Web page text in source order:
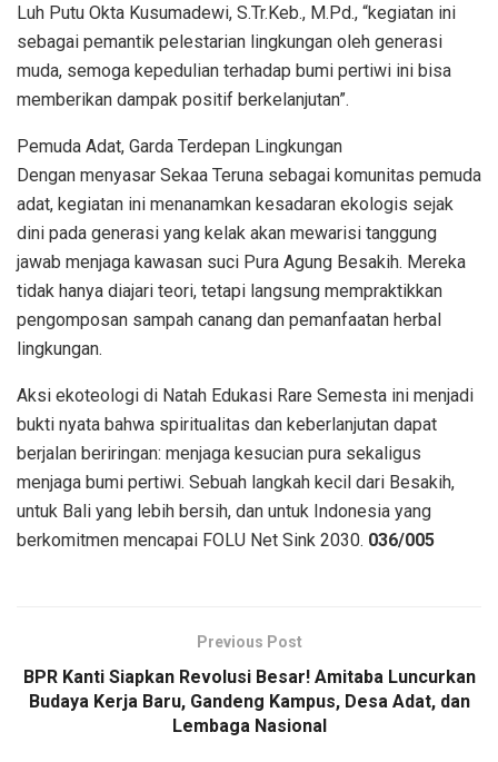
Luh Putu Okta Kusumadewi, S.Tr.Keb., M.Pd., “kegiatan ini
sebagai pemantik pelestarian lingkungan oleh generasi
muda, semoga kepedulian terhadap bumi pertiwi ini bisa
memberikan dampak positif berkelanjutan”.
Pemuda Adat, Garda Terdepan Lingkungan
Dengan menyasar Sekaa Teruna sebagai komunitas pemuda
adat, kegiatan ini menanamkan kesadaran ekologis sejak
dini pada generasi yang kelak akan mewarisi tanggung
jawab menjaga kawasan suci Pura Agung Besakih. Mereka
tidak hanya diajari teori, tetapi langsung mempraktikkan
pengomposan sampah canang dan pemanfaatan herbal
lingkungan.
Aksi ekoteologi di Natah Edukasi Rare Semesta ini menjadi
bukti nyata bahwa spiritualitas dan keberlanjutan dapat
berjalan beriringan: menjaga kesucian pura sekaligus
menjaga bumi pertiwi. Sebuah langkah kecil dari Besakih,
untuk Bali yang lebih bersih, dan untuk Indonesia yang
berkomitmen mencapai FOLU Net Sink 2030. 036/005
Previous Post
BPR Kanti Siapkan Revolusi Besar! Amitaba Luncurkan
Budaya Kerja Baru, Gandeng Kampus, Desa Adat, dan
Lembaga Nasional